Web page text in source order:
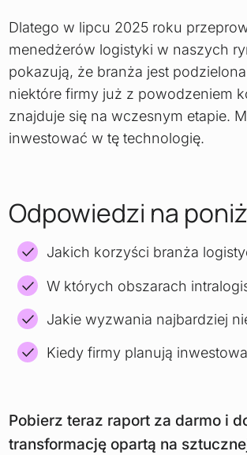
Dlatego w lipcu 2025 roku
menedżerów logistyki w naszych
pokazują, że branża jest
niektóre firmy już z powodzeniem
znajduje się na wczesnym etapie.
inwestować w tę technologię.
Odpowiedzi na
Jakich korzyści branża
W których obszarach
Jakie wyzwania najbardziej
Kiedy firmy planują
Pobierz teraz raport za darmo i
transformację opartą na